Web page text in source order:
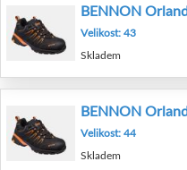
BENNON
Velikost: 43
Skladem
BENNON
Velikost: 44
Skladem